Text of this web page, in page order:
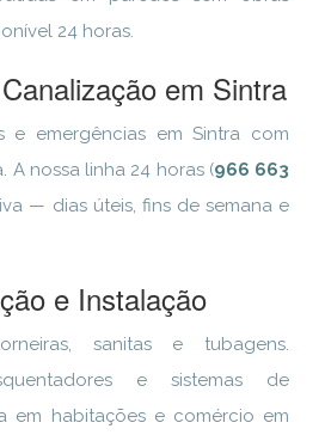
24 horas.
em Sintra
e emergências em Sintra com
A nossa linha 24 horas (966 663
— dias úteis, fins de semana e
e Instalação
sanitas e tubagens.
e sistemas de
em habitações e comércio em